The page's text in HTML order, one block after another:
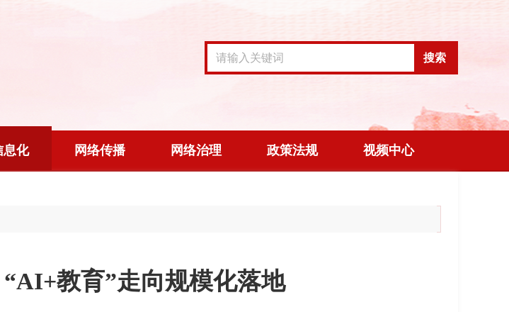
搜索
息化 网络传播 网络治理 政策法规 视频中心
教育”走向规模化落地